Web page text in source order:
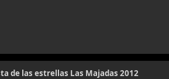
de las estrellas Las Majadas 2012